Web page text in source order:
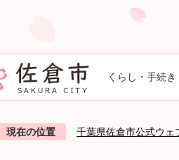
くらし・手続き
現在の位置 千葉県佐倉市公式ウェ